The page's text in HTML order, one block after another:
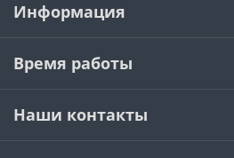
Информация
Время работы
Наши контакты